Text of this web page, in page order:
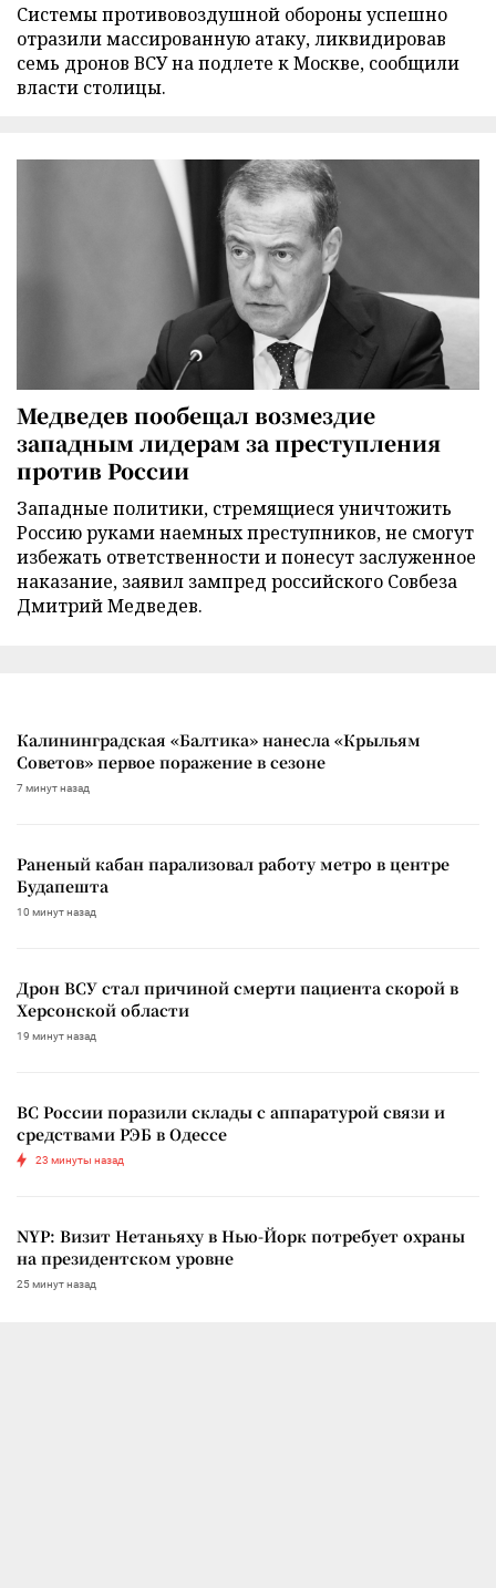
Cистемы противовоздушной обороны успешно
отразили массированную атаку, ликвидировав
семь дронов ВСУ на подлете к Москве, сообщили
власти столицы.
Медведев пообещал возмездие
западным лидерам за преступления
против России
Западные политики, стремящиеся уничтожить
Россию руками наемных преступников, не смогут
избежать ответственности и понесут заслуженное
наказание, заявил зампред российского Совбеза
Дмитрий Медведев.
Калининградская «Балтика» нанесла «Крыльям
Советов» первое поражение в сезоне
7 минут назад
Раненый кабан парализовал работу метро в центре
Будапешта
10 минут назад
Дрон ВСУ стал причиной смерти пациента скорой в
Херсонской области
19 минут назад
ВС России поразили склады с аппаратурой связи и
средствами РЭБ в Одессе
23 минуты назад
NYP: Визит Нетаньяху в Нью-Йорк потребует охраны
на президентском уровне
25 минут назад